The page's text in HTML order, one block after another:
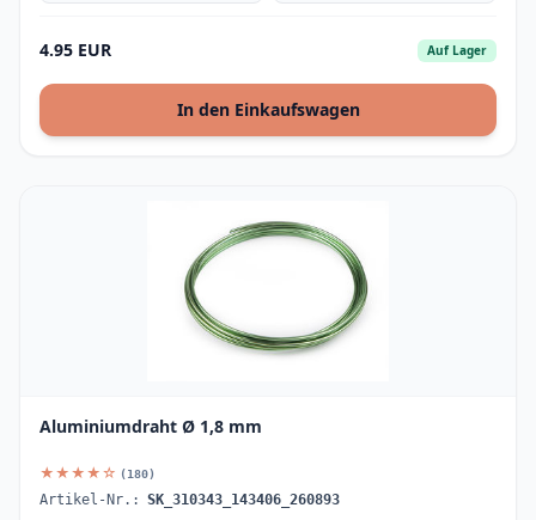
4.95 EUR Auf Lager
In den Einkaufswagen
Aluminiumdraht Ø 1,8 mm
★★★★☆ (180)
Artikel-Nr.: SK_310343_143406_260893